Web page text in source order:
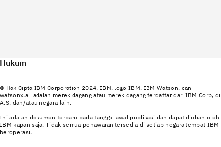
Hukum
© Hak Cipta IBM Corporation 2024. IBM, logo IBM, IBM Watson, dan
watsonx.ai adalah merek dagang atau merek dagang terdaftar dari IBM Corp, di
A.S. dan/atau negara lain.
Ini adalah dokumen terbaru pada tanggal awal publikasi dan dapat diubah oleh
IBM kapan saja. Tidak semua penawaran tersedia di setiap negara tempat IBM
beroperasi.